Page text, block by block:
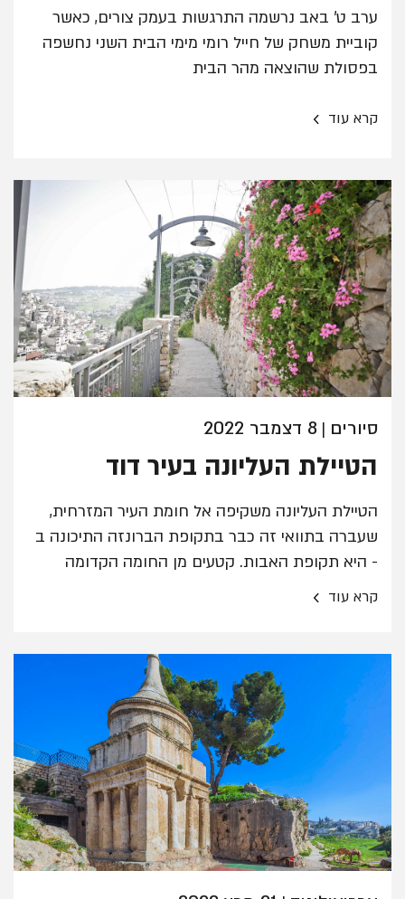
ערב ט' באב נרשמה התרגשות בעמק צורים, כאשר
קוביית משחק של חייל רומי מימי הבית השני נחשפה
בפסולת שהוצאה מהר הבית
קרא עוד ›
סיורים | 8 דצמבר 2022
הטיילת העליונה בעיר דוד
הטיילת העליונה משקיפה אל חומת העיר המזרחית,
שעברה בתוואי זה כבר בתקופת הברונזה התיכונה ב
- היא תקופת האבות. קטעים מן החומה הקדומה
קרא עוד ›